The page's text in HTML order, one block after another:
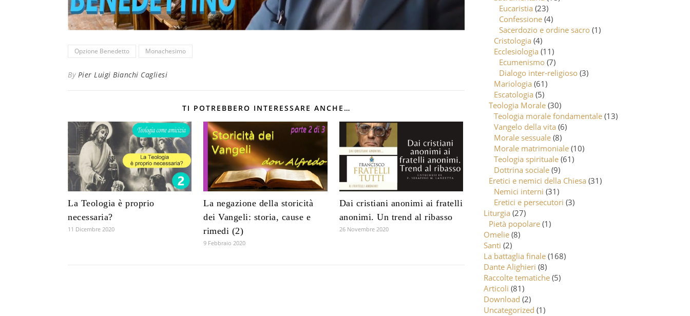
Opzione Benedetto Monachesimo
By Pier Luigi Bianchi Cagliesi
TI POTREBBERO INTERESSARE ANCHE…
La Teologia è proprio
necessaria?
11 Dicembre 2020
La negazione della storicità
dei Vangeli: storia, cause e
rimedi (2)
9 Febbraio 2020
Dai cristiani anonimi ai fratelli
anonimi. Un trend al ribasso
26 Novembre 2020
Eucaristia (23)
Confessione (4)
Sacerdozio e ordine sacro (1)
Cristologia (4)
Ecclesiologia (11)
Ecumenismo (7)
Dialogo inter-religioso (3)
Mariologia (61)
Escatologia (5)
Teologia Morale (30)
Teologia morale fondamentale (13)
Vangelo della vita (6)
Morale sessuale (8)
Morale matrimoniale (10)
Teologia spirituale (61)
Dottrina sociale (9)
Eretici e nemici della Chiesa (31)
Nemici interni (31)
Eretici e persecutori (3)
Liturgia (27)
Pietà popolare (1)
Omelie (8)
Santi (2)
La battaglia finale (168)
Dante Alighieri (8)
Raccolte tematiche (5)
Articoli (81)
Download (2)
Uncategorized (1)